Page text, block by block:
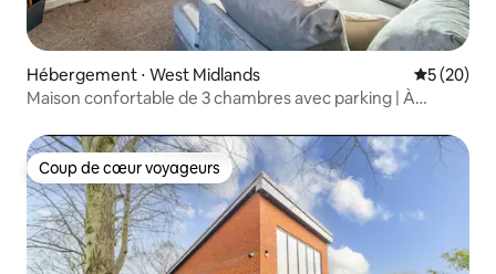
Hébergement ⋅ West Midlands
5 (20)
Maison confortable de 3 chambres avec parking | À
Coup de cœur voyageurs
Coup de cœur voyageurs